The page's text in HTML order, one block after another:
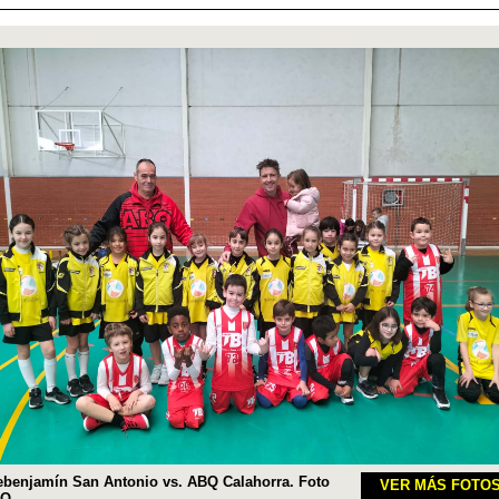
San Antonio vs. ABQ Calahorra. Foto
VER MÁS